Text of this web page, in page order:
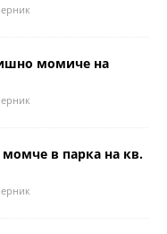
момиче на
в парка на кв.